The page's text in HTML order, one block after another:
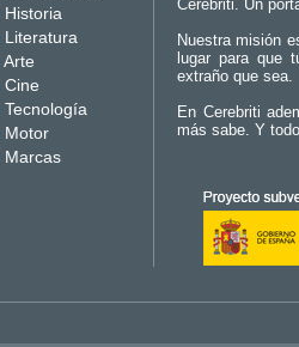
Historia
Literatura
Arte
Cine
Tecnología
Motor
Marcas
Cerebriti. Un
Nuestra misión
lugar para que
extraño que sea.
En Cerebriti
más sabe. Y